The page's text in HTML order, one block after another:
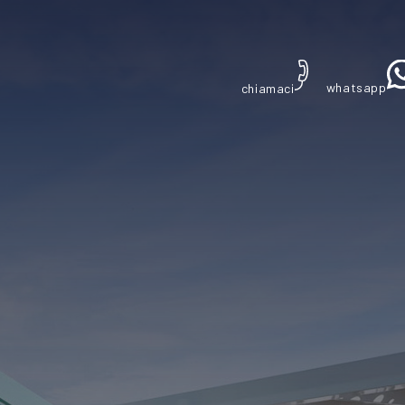
chiamaci whatsapp